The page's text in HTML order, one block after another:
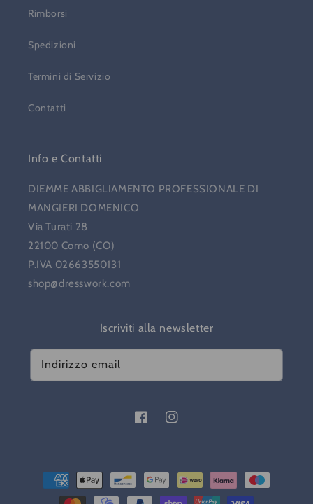
Rimborsi
Spedizioni
Termini di Servizio
Contatti
Info e Contatti
DIEMME ABBIGLIAMENTO PROFESSIONALE DI
MANGIERI DOMENICO
Via Turati 28
22100 Como (CO)
P.IVA 02663550131
shop@dresswork.com
Iscriviti alla newsletter
Indirizzo email
FacebookInstagram
Metodi